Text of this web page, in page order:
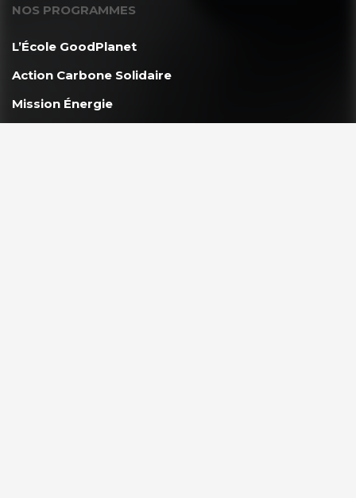
NOS PROGRAMMES
L’École GoodPlanet
Action Carbone Solidaire
Mission Énergie